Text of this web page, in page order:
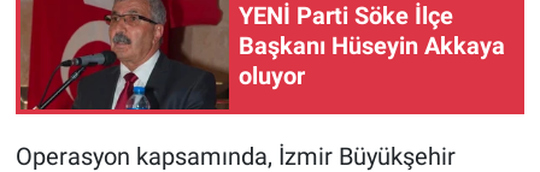
YENİ Parti Söke İlçe
Başkanı Hüseyin Akkaya
oluyor
Operasyon kapsamında, İzmir Büyükşehir